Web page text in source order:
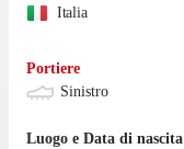
Italia
Portiere
Sinistro
Luogo e Data di nascita